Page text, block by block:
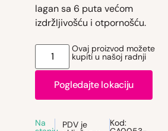
lagan sa 6 puta većom
izdržljivošću i otpornošću.
Ovaj proizvod možete
kupiti u našoj radnji
Pogledajte lokaciju
Na PDV je Kod: